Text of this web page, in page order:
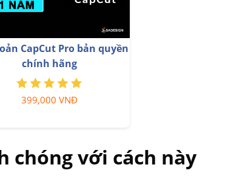
Chủ
Nâng cấp Duolingo Super
chóng với cách này